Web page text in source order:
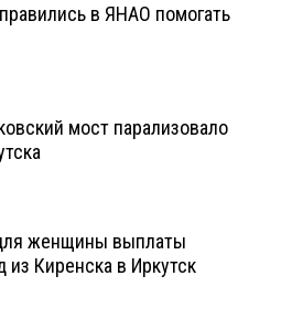
в ЯНАО помогать
мост парализовало
женщины выплаты
из Киренска в Иркутск